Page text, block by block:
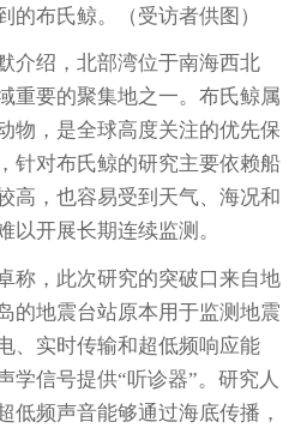
的布氏鲸。（受访者供图）
介绍，北部湾位于南海西北
重要的聚集地之一。布氏鲸属
物，是全球高度关注的优先保
针对布氏鲸的研究主要依赖船
高，也容易受到天气、海况和
以开展长期连续监测。
称，此次研究的突破口来自地
的地震台站原本用于监测地震
、实时传输和超低频响应能
学信号提供“听诊器”。研究人
低频声音能够通过海底传播，